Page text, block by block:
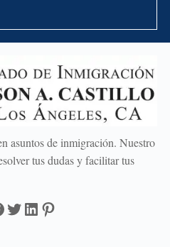
asuntos de inmigración. Nuestro
tus dudas y facilitar tus
Twitter
LinkedIn
Pinterest